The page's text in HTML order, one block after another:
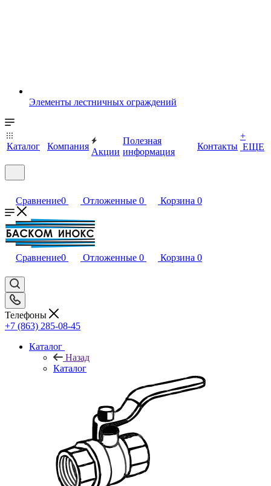
Элементы лестничных ограждений
Каталог Компания
Акции
Полезная
информация
Контакты
+
ЕЩЕ
Сравнение0 Отложенные 0 Корзина 0
Сравнение0 Отложенные 0 Корзина 0
Телефоны
+7 (863) 285-08-45
Каталог
Назад
Каталог